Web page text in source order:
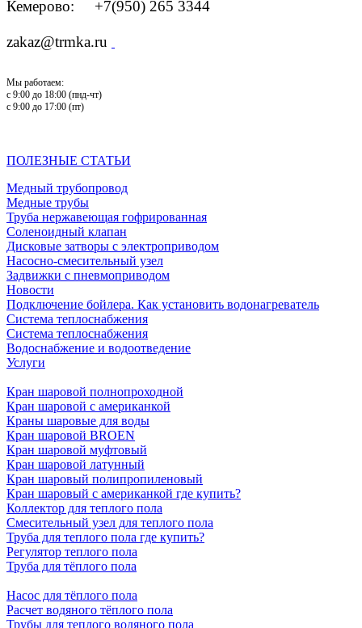
Кемерово: +7(950) 265 3344
zakaz@trmka.ru
Мы работаем:
с 9:00 до 18:00 (пнд-чт)
с 9:00 до 17:00 (пт)
ПОЛЕЗНЫЕ СТАТЬИ
Медный трубопровод
Медные трубы
Труба нержавеющая гофрированная
Соленоидный клапан
Дисковые затворы с электроприводом
Насосно-смесительный узел
Задвижки с пневмоприводом
Новости
Подключение бойлера. Как установить водонагреватель
Система теплоснабжения
Система теплоснабжения
Водоснабжение и водоотведение
Услуги
Кран шаровой полнопроходной
Кран шаровой с американкой
Краны шаровые для воды
Кран шаровой BROEN
Кран шаровой муфтовый
Кран шаровой латунный
Кран шаровый полипропиленовый
Кран шаровый с американкой где купить?
Коллектор для теплого пола
Смесительный узел для теплого пола
Труба для теплого пола где купить?
Регулятор теплого пола
Труба для тёплого пола
Насос для тёплого пола
Расчет водяного тёплого пола
Трубы для теплого водяного пола